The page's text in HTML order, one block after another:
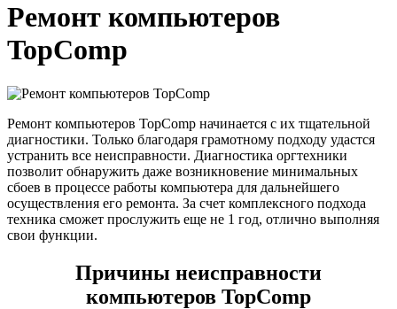
Ремонт компьютеров
TopComp
Ремонт компьютеров TopComp начинается с их тщательной
диагностики. Только благодаря грамотному подходу удастся
устранить все неисправности. Диагностика оргтехники
позволит обнаружить даже возникновение минимальных
сбоев в процессе работы компьютера для дальнейшего
осуществления его ремонта. За счет комплексного подхода
техника сможет прослужить еще не 1 год, отлично выполняя
свои функции.
Причины неисправности
компьютеров TopComp